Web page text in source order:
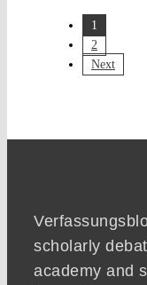
1
2
Next
scholarly
academy and